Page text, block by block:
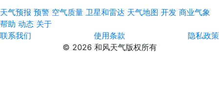
天气预报 预警 空气质量 卫星和雷达 天气地图 开发 商业气象
帮助 动态 关于
联系我们
使用条款
隐私政策
© 2026 和风天气版权所有